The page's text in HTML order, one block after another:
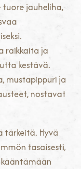
tuore jauheliha,
raikkaita ja
kestävä.
mustapippuri ja
nostavat
tärkeitä. Hyvä
tasaisesti,